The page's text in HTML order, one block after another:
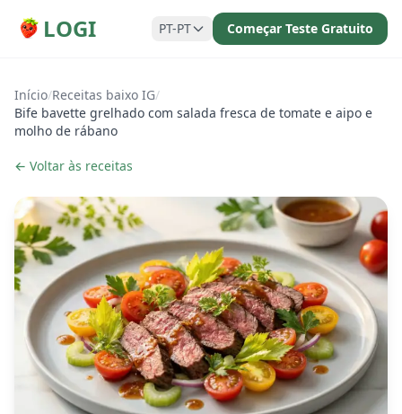
LOGI PT-PT Começar Teste Gratuito
Início/Receitas baixo IG/
Bife bavette grelhado com salada fresca de tomate e aipo e
molho de rábano
← Voltar às receitas